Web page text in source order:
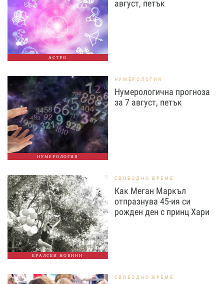
АСТРО
август, петък
НУМЕРОЛОГИЯ
НУМЕРОЛОГИЯ
Нумерологична прогноза
за 7 август, петък
КРАЛСКИ НОВИНИ
СВОБОДНО ВРЕМЕ
Как Меган Маркъл
отпразнува 45-ия си
рожден ден с принц Хари
СВОБОДНО ВРЕМЕ